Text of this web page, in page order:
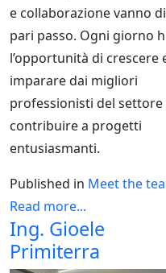
e collaborazione vanno di
pari passo. Ogni giorno
l’opportunità di crescere
imparare dai migliori
professionisti del settore
contribuire a progetti
entusiasmanti.
Published in Meet the
Read more...
Ing. Gioele
Primiterra